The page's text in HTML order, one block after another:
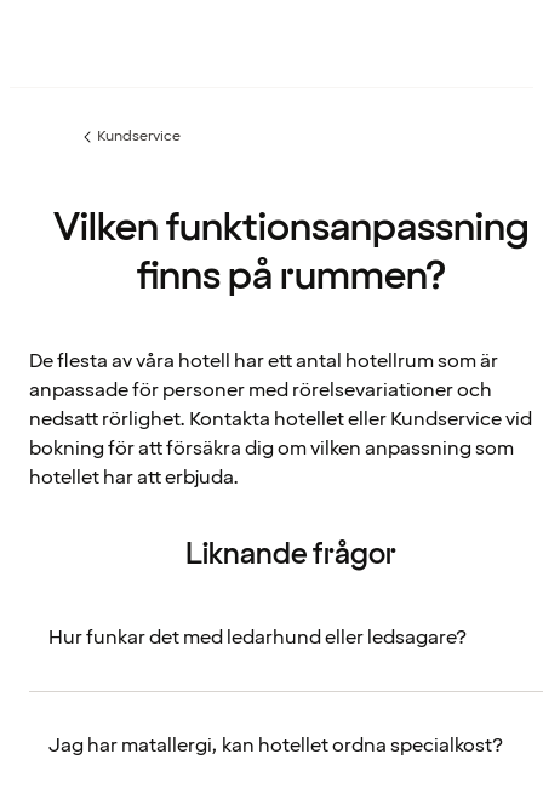
Föregående
Kundservice
Vilken funktionsanpassning
finns på rummen?
De flesta av våra hotell har ett antal hotellrum som är
anpassade för personer med rörelsevariationer och
nedsatt rörlighet. Kontakta hotellet eller Kundservice vid
bokning för att försäkra dig om vilken anpassning som
hotellet har att erbjuda.
Liknande frågor
Hur funkar det med ledarhund eller ledsagare?
Jag har matallergi, kan hotellet ordna specialkost?